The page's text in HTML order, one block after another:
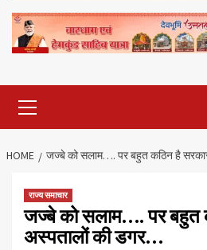
Menu
HOME जज्बे को सलाम…. पर बहुत कठिन है
राज्य समाचार
जज्बे को सलाम…. पर बहुत
अस्पतालों की डगर…